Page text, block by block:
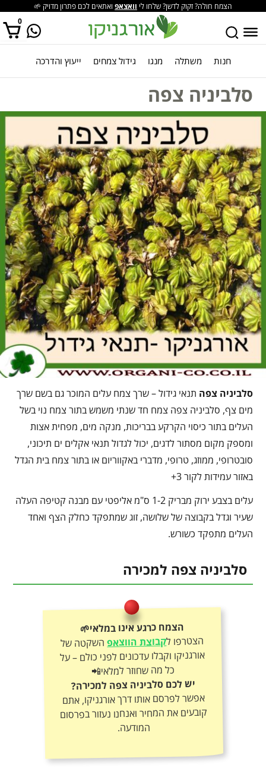
הצמח חולה? זקוק לדשן? שלחו לי וואצאפ ואתאים לכם פתרון מדויק 🌱
0
אין מוצרים בסל הקניות. חנות משתלה מנגו גידול צמחים ייעוץ והדרכה
סלביניה צפה
סלביניה צפה תנאי גידול – שרך צמח עלים המוכר גם בשם שרך
מים צף, סלביניה צפה צמח חד שנתי משמש בתור צמח נוי בשל
העלים בתור כיסוי הקרקע בבריכות, מנקה מים, מפחית אצות
ומספק מקום מסתור לדגים, יכול לגדול תנאי אקלים ים תיכוני,
סובטרופי, ממוזג, טרופי, מדברי באקווריום או בתור צמח בית הגדל
באזור עמידות לקור 3+
עלים בצבע ירוק מבריק 1-2 ס"מ אליפטי עם מבנה קטיפה העלה
שעיר וגדל בקבוצה של שלושה, זוג שמתפקד כחלק הצף ואחד
העלים מתפקד כשורש.
סלביניה צפה למכירה
הצמח כרגע אינו במלאי🌱
הצטרפו לקבוצת הווצאפהשקטה של
אורגניקו וקבלו עדכונים לפני כולם – על
כל מה שחוזר למלאי📲
יש לכם סלביניה צפה למכירה?
אפשר לפרסם אותו דרך אורגניקו, אתם
קובעים את המחיר ואנחנו נעזור בפרסום
המודעה.